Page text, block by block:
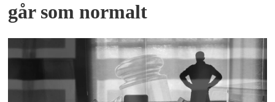
går som normalt